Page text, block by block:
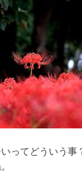
ってどういう事